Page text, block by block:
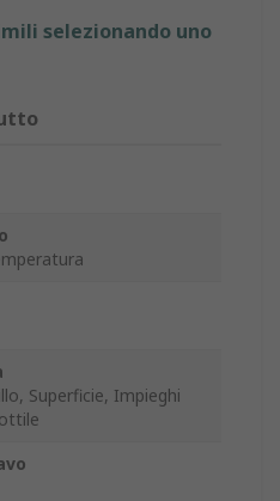
selezionando uno
Superficie, Impieghi